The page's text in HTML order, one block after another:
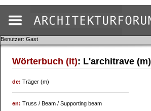
Benutzer: Gast
Wörterbuch (it): L'architrave (m)
de:Träger (m)
en:Truss / Beam / Supporting beam